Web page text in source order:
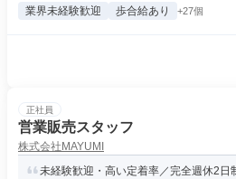
業界未経験歓迎 歩合給あり +27個
正社員
営業販売スタッフ
株式会社MAYUMI
未経験歓迎・高い定着率／完全週休2日